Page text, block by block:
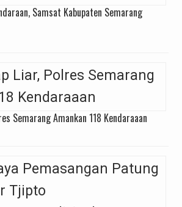
Samsat Kabupaten Semarang
Semarang Amankan 118 Kendaraaan